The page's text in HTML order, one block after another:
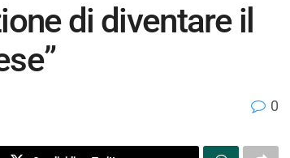
di diventare il
0